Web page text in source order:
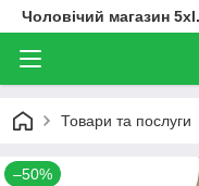
Чоловічий магазин
Товари та послуги
–50%